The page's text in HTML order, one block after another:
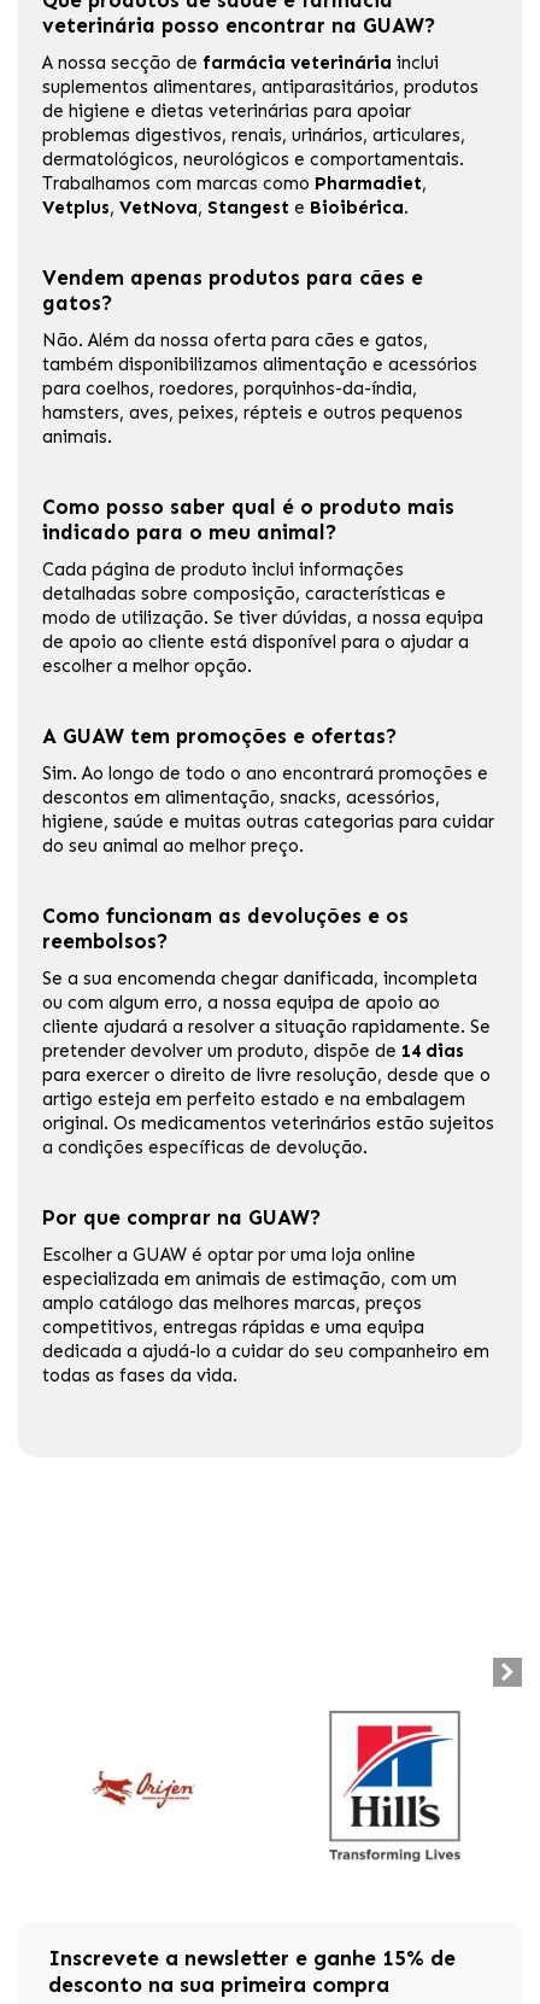
veterinária posso encontrar na GUAW?
A nossa secção de farmácia veterinária inclui
suplementos alimentares, antiparasitários, produtos
de higiene e dietas veterinárias para apoiar
problemas digestivos, renais, urinários, articulares,
dermatológicos, neurológicos e comportamentais.
Trabalhamos com marcas como Pharmadiet,
Vetplus, VetNova, Stangest e Bioibérica.
Vendem apenas produtos para cães e
gatos?
Não. Além da nossa oferta para cães e gatos,
também disponibilizamos alimentação e acessórios
para coelhos, roedores, porquinhos-da-índia,
hamsters, aves, peixes, répteis e outros pequenos
animais.
Como posso saber qual é o produto mais
indicado para o meu animal?
Cada página de produto inclui informações
detalhadas sobre composição, características e
modo de utilização. Se tiver dúvidas, a nossa equipa
de apoio ao cliente está disponível para o ajudar a
escolher a melhor opção.
A GUAW tem promoções e ofertas?
Sim. Ao longo de todo o ano encontrará promoções e
descontos em alimentação, snacks, acessórios,
higiene, saúde e muitas outras categorias para cuidar
do seu animal ao melhor preço.
Como funcionam as devoluções e os
reembolsos?
Se a sua encomenda chegar danificada, incompleta
ou com algum erro, a nossa equipa de apoio ao
cliente ajudará a resolver a situação rapidamente. Se
pretender devolver um produto, dispõe de 14 dias
para exercer o direito de livre resolução, desde que o
artigo esteja em perfeito estado e na embalagem
original. Os medicamentos veterinários estão sujeitos
a condições específicas de devolução.
Por que comprar na GUAW?
Escolher a GUAW é optar por uma loja online
especializada em animais de estimação, com um
amplo catálogo das melhores marcas, preços
competitivos, entregas rápidas e uma equipa
dedicada a ajudá-lo a cuidar do seu companheiro em
todas as fases da vida.
Inscrevete a newsletter e ganhe 15% de
desconto na sua primeira compra